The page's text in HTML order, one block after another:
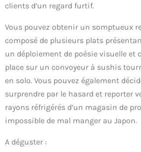
clients d’un regard furtif.
Vous pouvez obtenir un somptueux
composé de plusieurs plats
un déploiement de poésie visuelle et
place sur un convoyeur à sushis
en solo. Vous pouvez également
surprendre par le hasard et reporter
rayons réfrigérés d’un magasin de
impossible de mal manger au Japon.
A déguster :